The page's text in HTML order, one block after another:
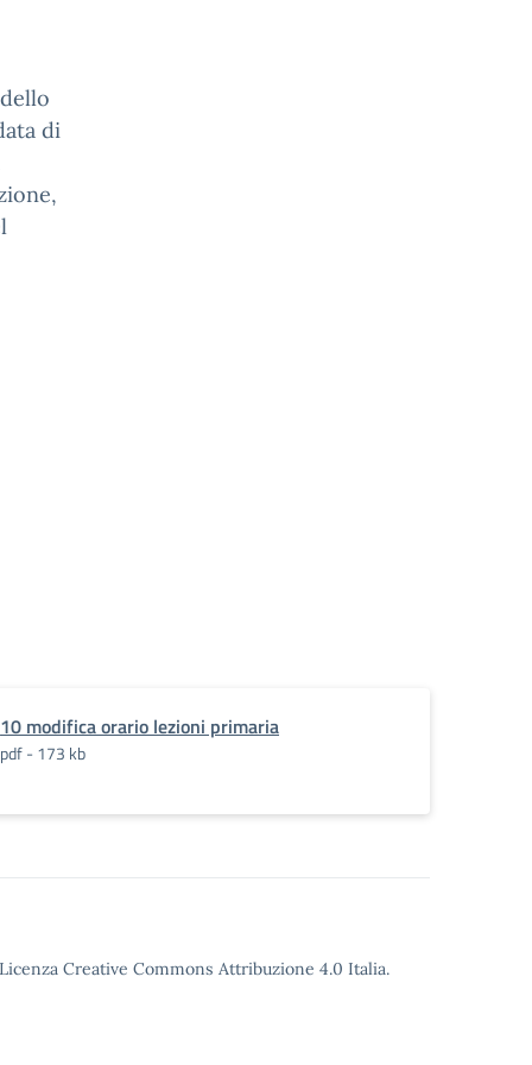
di
10 modifica orario lezioni primaria
pdf - 173 kb
Creative Commons Attribuzione 4.0 Italia.